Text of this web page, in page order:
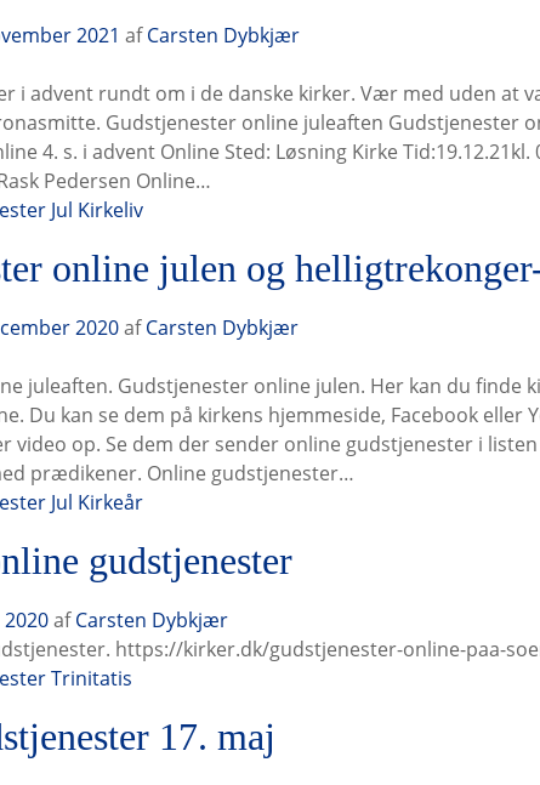
2021 af Carsten Dybkjær
i advent rundt om i de danske kirker. Vær med uden at
Gudstjenester online juleaften Gudstjenester
4. s. i advent Online Sted: Løsning Kirke
Pedersen Online…
Jul Kirkeliv
online julen og
2020af Carsten Dybkjær
juleaften. Gudstjenester online julen. Her kan du finde
Du kan se dem på kirkens hjemmeside, Facebook eller
video op. Se dem der sender online gudstjenester i
prædikener. Online gudstjenester…
Jul Kirkeår
gudstjenester
af Carsten Dybkjær
https://kirker.dk/gudstjenester-online-paa-
Trinitatis
17. maj